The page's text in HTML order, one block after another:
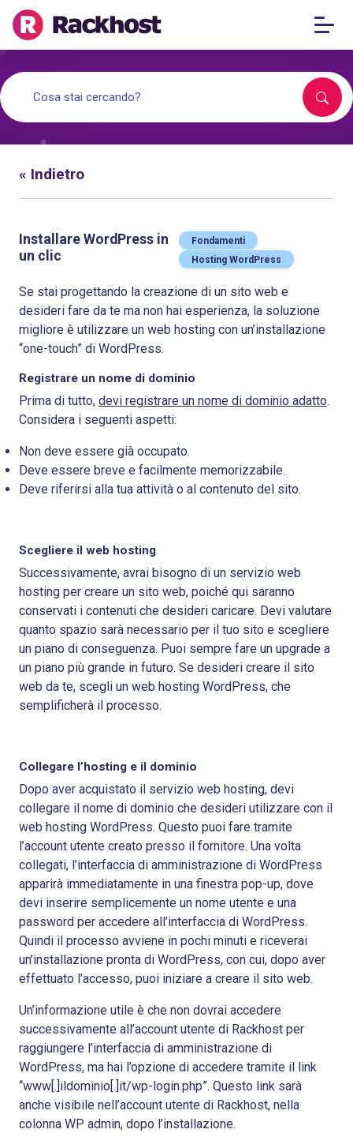
« Indietro
Installare WordPress in
un clic
Fondamenti
Hosting WordPress
Se stai progettando la creazione di un sito web e
desideri fare da te ma non hai esperienza, la soluzione
migliore è utilizzare un web hosting con un’installazione
“one-touch” di WordPress.
Registrare un nome di dominio
Prima di tutto, devi registrare un nome di dominio adatto.
Considera i seguenti aspetti:
Non deve essere già occupato.
Deve essere breve e facilmente memorizzabile.
Deve riferirsi alla tua attività o al contenuto del sito.
Scegliere il web hosting
Successivamente, avrai bisogno di un servizio web
hosting per creare un sito web, poiché qui saranno
conservati i contenuti che desideri caricare. Devi valutare
quanto spazio sarà necessario per il tuo sito e scegliere
un piano di conseguenza. Puoi sempre fare un upgrade a
un piano più grande in futuro. Se desideri creare il sito
web da te, scegli un web hosting WordPress, che
semplificherà il processo.
Collegare l’hosting e il dominio
Dopo aver acquistato il servizio web hosting, devi
collegare il nome di dominio che desideri utilizzare con il
web hosting WordPress. Questo puoi fare tramite
l’account utente creato presso il fornitore. Una volta
collegati, l’interfaccia di amministrazione di WordPress
apparirà immediatamente in una finestra pop-up, dove
devi inserire semplicemente un nome utente e una
password per accedere all’interfaccia di WordPress.
Quindi il processo avviene in pochi minuti e riceverai
un’installazione pronta di WordPress, con cui, dopo aver
effettuato l’accesso, puoi iniziare a creare il sito web.
Un’informazione utile è che non dovrai accedere
successivamente all’account utente di Rackhost per
raggiungere l’interfaccia di amministrazione di
WordPress, ma hai l’opzione di accedere tramite il link
“www[.]ildominio[.]it/wp-login.php”. Questo link sarà
anche visibile nell’account utente di Rackhost, nella
colonna WP admin, dopo l’installazione.